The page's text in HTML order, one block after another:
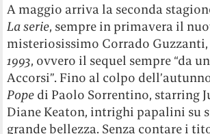
A maggio arriva la seconda
La serie, sempre in primavera il
misteriosissimo Corrado
1993, ovvero il sequel sempre “da
Accorsi”. Fino al colpo
Pope di Paolo Sorrentino, starring
Diane Keaton, intrighi papalini su
grande bellezza. Senza contare i